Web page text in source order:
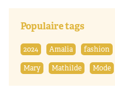
Populaire tags
2024 Amalia fashion
Mary
Mathilde Mode